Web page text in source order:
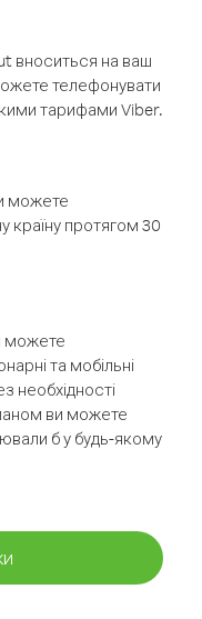
вноситься на ваш
телефонувати
тарифами Viber.
можете
країну протягом 30
можете
та мобільні
необхідності
ви можете
б у будь-якому